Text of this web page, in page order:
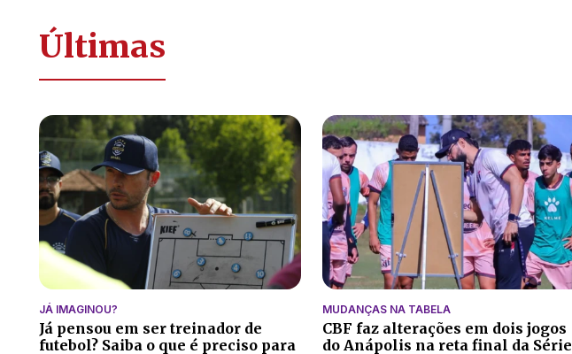
Últimas
JÁ IMAGINOU?
Já pensou em ser treinador de
futebol? Saiba o que é preciso para
MUDANÇAS NA TABELA
CBF faz alterações em dois jogos
do Anápolis na reta final da Série